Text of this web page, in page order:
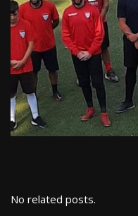
No related posts.